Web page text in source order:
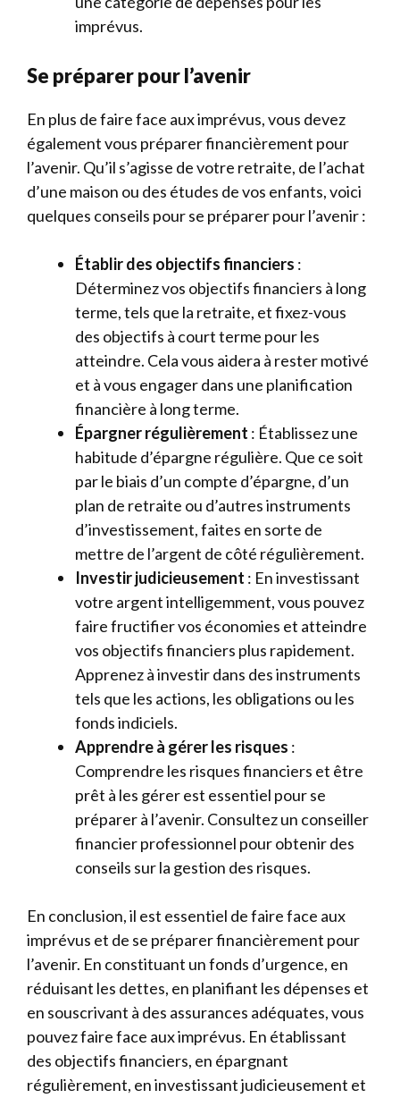
imprévus.
Se préparer pour l’avenir
En plus de faire face aux imprévus, vous devez
également vous préparer financièrement pour
l’avenir. Qu’il s’agisse de votre retraite, de l’achat
d’une maison ou des études de vos enfants, voici
quelques conseils pour se préparer pour l’avenir :
Établir des objectifs financiers :
Déterminez vos objectifs financiers à long
terme, tels que la retraite, et fixez-vous
des objectifs à court terme pour les
atteindre. Cela vous aidera à rester motivé
et à vous engager dans une planification
financière à long terme.
Épargner régulièrement : Établissez une
habitude d’épargne régulière. Que ce soit
par le biais d’un compte d’épargne, d’un
plan de retraite ou d’autres instruments
d’investissement, faites en sorte de
mettre de l’argent de côté régulièrement.
Investir judicieusement : En investissant
votre argent intelligemment, vous pouvez
faire fructifier vos économies et atteindre
vos objectifs financiers plus rapidement.
Apprenez à investir dans des instruments
tels que les actions, les obligations ou les
fonds indiciels.
Apprendre à gérer les risques :
Comprendre les risques financiers et être
prêt à les gérer est essentiel pour se
préparer à l’avenir. Consultez un conseiller
financier professionnel pour obtenir des
conseils sur la gestion des risques.
En conclusion, il est essentiel de faire face aux
imprévus et de se préparer financièrement pour
l’avenir. En constituant un fonds d’urgence, en
réduisant les dettes, en planifiant les dépenses et
en souscrivant à des assurances adéquates, vous
pouvez faire face aux imprévus. En établissant
des objectifs financiers, en épargnant
régulièrement, en investissant judicieusement et